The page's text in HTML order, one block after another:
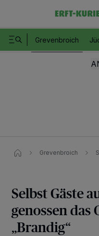
Grevenbroich
Grevenbroich
Selbst Gäste
genossen
„Brandig“
Wir und unsere218-Partner